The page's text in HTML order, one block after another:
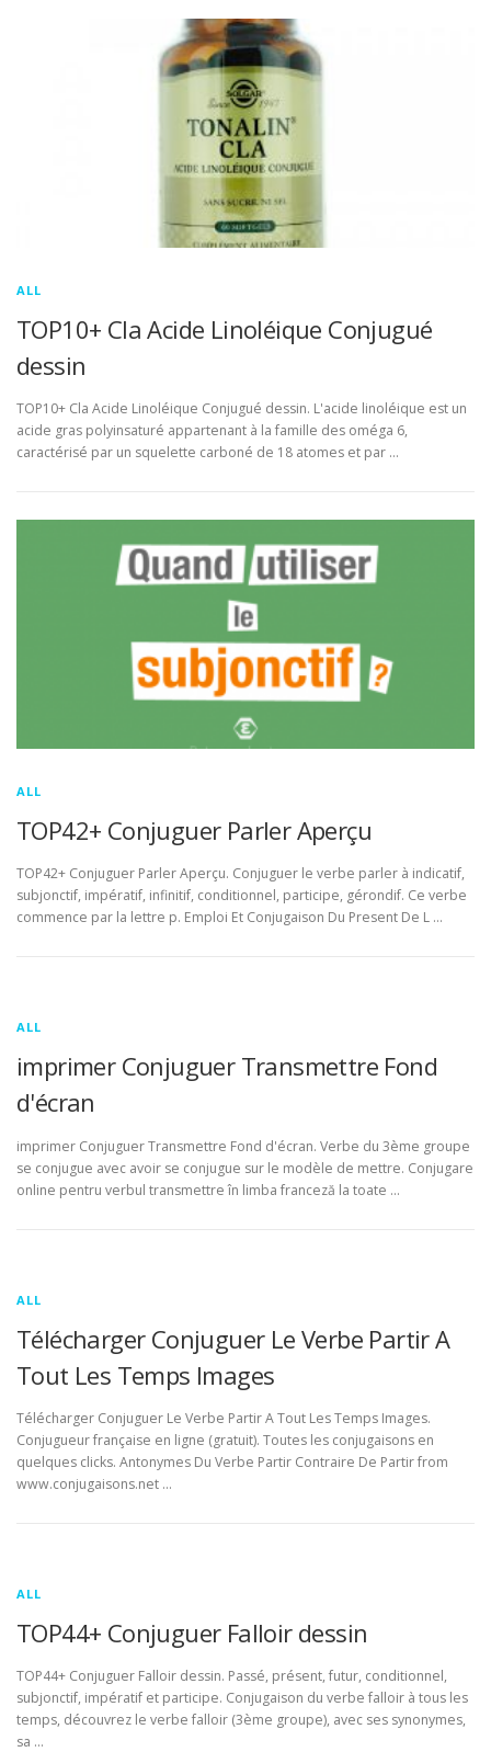
ALL
TOP10+ Cla Acide Linoléique Conjugué
dessin
TOP10+ Cla Acide Linoléique Conjugué dessin. L'acide linoléique est un
acide gras polyinsaturé appartenant à la famille des oméga 6,
caractérisé par un squelette carboné de 18 atomes et par …
ALL
TOP42+ Conjuguer Parler Aperçu
TOP42+ Conjuguer Parler Aperçu. Conjuguer le verbe parler à indicatif,
subjonctif, impératif, infinitif, conditionnel, participe, gérondif. Ce verbe
commence par la lettre p. Emploi Et Conjugaison Du Present De L …
ALL
imprimer Conjuguer Transmettre Fond
d'écran
imprimer Conjuguer Transmettre Fond d'écran. Verbe du 3ème groupe
se conjugue avec avoir se conjugue sur le modèle de mettre. Conjugare
online pentru verbul transmettre în limba franceză la toate …
ALL
Télécharger Conjuguer Le Verbe Partir A
Tout Les Temps Images
Télécharger Conjuguer Le Verbe Partir A Tout Les Temps Images.
Conjugueur française en ligne (gratuit). Toutes les conjugaisons en
quelques clicks. Antonymes Du Verbe Partir Contraire De Partir from
www.conjugaisons.net …
ALL
TOP44+ Conjuguer Falloir dessin
TOP44+ Conjuguer Falloir dessin. Passé, présent, futur, conditionnel,
subjonctif, impératif et participe. Conjugaison du verbe falloir à tous les
temps, découvrez le verbe falloir (3ème groupe), avec ses synonymes,
sa …